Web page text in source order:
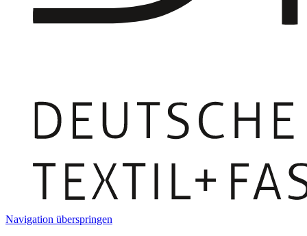
Navigation überspringen